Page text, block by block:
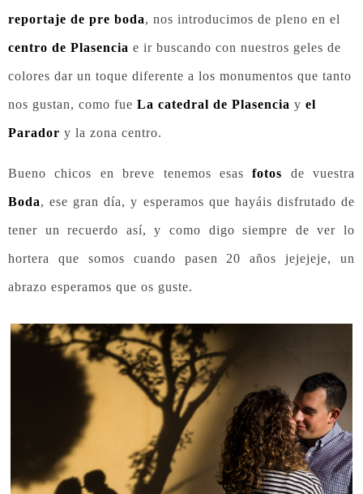
reportaje de pre boda, nos introducimos de pleno en el
centro de Plasencia e ir buscando con nuestros geles de
colores dar un toque diferente a los monumentos que tanto
nos gustan, como fue La catedral de Plasencia y el
Parador y la zona centro.
Bueno chicos en breve tenemos esasfotos de vuestra
Boda, ese gran día, y esperamos que hayáis disfrutado de
tener un recuerdo así, y como digo siempre de ver lo
hortera que somos cuando pasen 20 años jejejeje, un
abrazo esperamos que os guste.